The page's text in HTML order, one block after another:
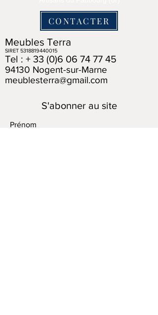
CONTACTER
Meubles Terra
SIRET 5318819440015
Tel : + 33 (0)6 06 74 77 45
94130 Nogent-sur-Marne
meublesterra@gmail.com
S'abonner au site
Prénom